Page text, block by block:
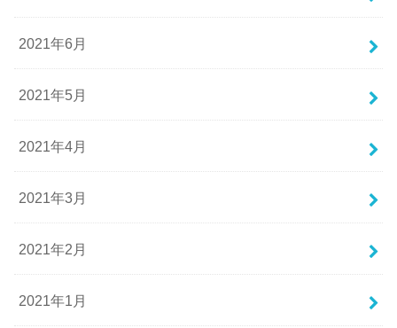
2021年6月
2021年5月
2021年4月
2021年3月
2021年2月
2021年1月